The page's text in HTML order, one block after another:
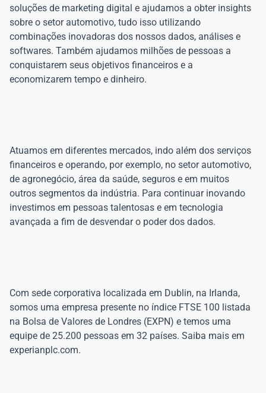
soluções de marketing digital e ajudamos a obter insights
sobre o setor automotivo, tudo isso utilizando
combinações inovadoras dos nossos dados, análises e
softwares. Também ajudamos milhões de pessoas a
conquistarem seus objetivos financeiros e a
Atuamos em diferentes mercados, indo além dos serviços
financeiros e operando, por exemplo, no setor automotivo,
de agronegócio, área da saúde, seguros e em muitos
outros segmentos da indústria. Para continuar inovando
investimos em pessoas talentosas e em tecnologia
Com sede corporativa localizada em Dublin, na Irlanda,
somos uma empresa presente no índice FTSE 100 listada
na Bolsa de Valores de Londres (EXPN) e temos uma
equipe de 25.200 pessoas em 32 países. Saiba mais em